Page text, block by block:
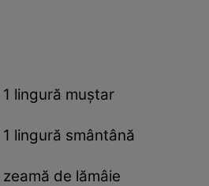
1 lingură muştar
1 lingură smântână
zeamă de lămâie